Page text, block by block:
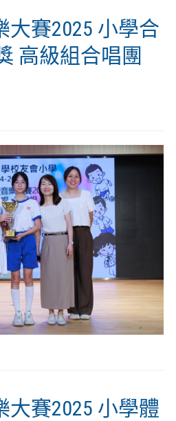
大賽2025 小學合
高級組合唱團
大賽2025 小學體